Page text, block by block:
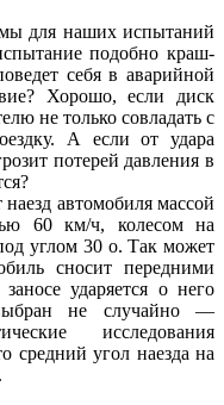
для наших испытаний
подобно краш-
себя в аварийной
Хорошо, если диск
не только совладать с
А если от удара
потерей давления в
автомобиля массой
60 км/ч, колесом на
углом 30 о. Так может
сносит передними
ударяется о него
не случайно —
исследования
средний угол наезда на